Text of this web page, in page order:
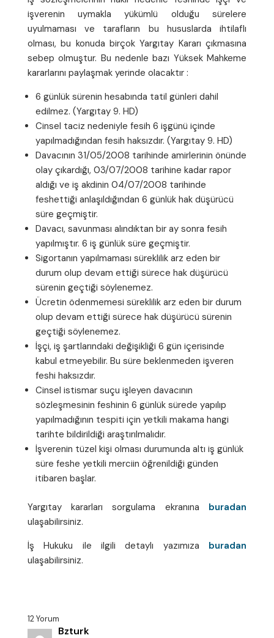
işverenin uymakla yükümlü olduğu sürelere
uyulmaması ve tarafların bu hususlarda ihtilaflı
olması, bu konuda birçok Yargıtay Kararı çıkmasına
sebep olmuştur. Bu nedenle bazı Yüksek Mahkeme
kararlarını paylaşmak yerinde olacaktır :
6 günlük sürenin hesabında tatil günleri dahil
edilmez. (Yargıtay 9. HD)
Cinsel taciz nedeniyle fesih 6 işgünü içinde
yapılmadığından fesih haksızdır. (Yargıtay 9. HD)
Davacının 31/05/2008 tarihinde amirlerinin önünde
olay çıkardığı, 03/07/2008 tarihine kadar rapor
aldığı ve iş akdinin 04/07/2008 tarihinde
feshettiği anlaşıldığından 6 günlük hak düşürücü
süre geçmiştir.
Davacı, savunması alındıktan bir ay sonra fesih
yapılmıştır. 6 iş günlük süre geçmiştir.
Sigortanın yapılmaması süreklilik arz eden bir
durum olup devam ettiği sürece hak düşürücü
sürenin geçtiği söylenemez.
Ücretin ödenmemesi süreklilik arz eden bir durum
olup devam ettiği sürece hak düşürücü sürenin
geçtiği söylenemez.
İşçi, iş şartlarındaki değişikliği 6 gün içerisinde
kabul etmeyebilir. Bu süre beklenmeden işveren
feshi haksızdır.
Cinsel istismar suçu işleyen davacının
sözleşmesinin feshinin 6 günlük sürede yapılıp
yapılmadığının tespiti için yetkili makama hangi
tarihte bildirildiği araştırılmalıdır.
İşverenin tüzel kişi olması durumunda altı iş günlük
süre feshe yetkili merciin öğrenildiği günden
itibaren başlar.
Yargıtay kararları sorgulama ekranına buradan
ulaşabilirsiniz.
İş Hukuku ile ilgili detaylı yazımıza buradan
ulaşabilirsiniz.
12 Yorum
Bzturk